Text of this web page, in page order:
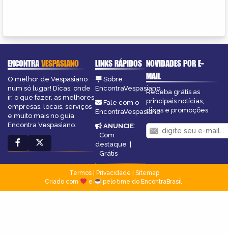
ENCONTRAVESPASIANO
O melhor de Vespasiano
num só lugar! Dicas, onde
ir, o que fazer, as melhores
empresas, locais, serviços
e muito mais no guia
Encontra Vespasiano.
LINKS RÁPIDOS
Sobre
EncontraVespasiano
Fale com o
EncontraVespasiano
ANUNCIE:
Com
destaque |
Grátis
NOVIDADES POR E-
MAIL
Receba grátis as
principais notícias,
dicas e promoções
Termos| Privacidade
Sitemap
Criado com
e pelo time do EncontraBrasil